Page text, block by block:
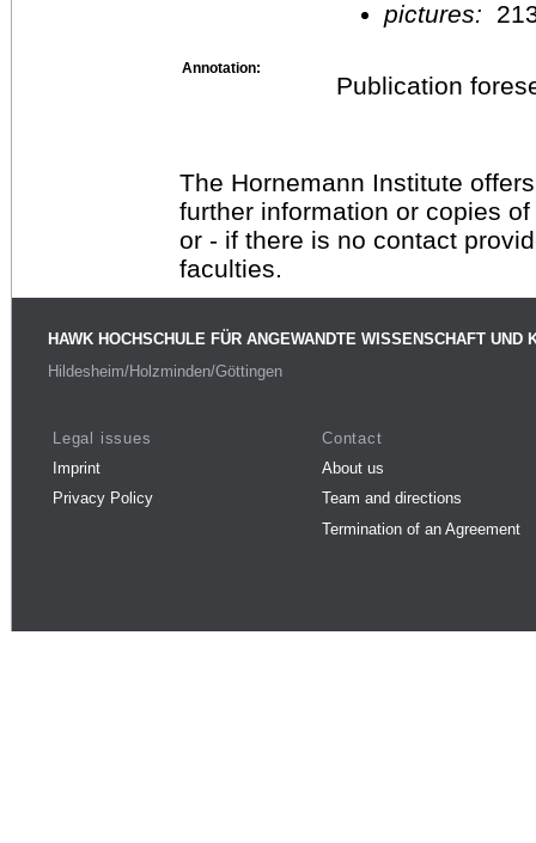
pictures:
Annotation:
Publication
The Hornemann Institute
further information or copies
or - if there is no contact
faculties.
HAWK HOCHSCHULE FÜR ANGEWANDTE WISSENSCHAFT UND
Hildesheim/Holzminden/Göttingen
Legal issues
Imprint
Privacy Policy
Contact
About us
Team and directions
Termination of an Agreement